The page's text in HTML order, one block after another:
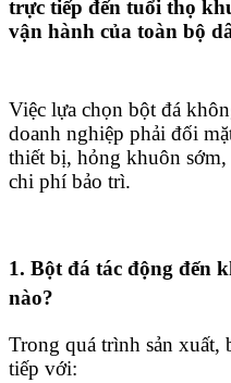
trực tiếp đến tuổi thọ
vận hành của toàn bộ
Việc lựa chọn bột đá
doanh nghiệp phải đối
thiết bị, hỏng khuôn
chi phí bảo trì.
1. Bột đá tác động đến
nào?
Trong quá trình sản xuất,
tiếp với: